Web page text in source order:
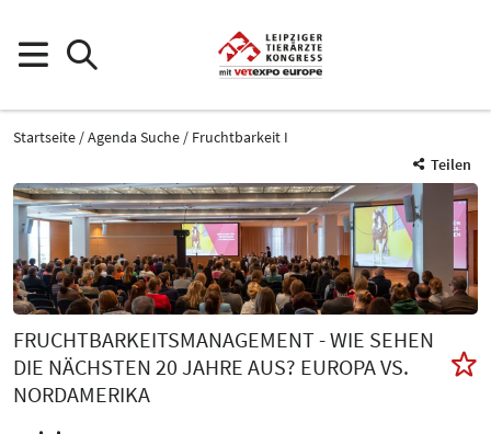
Startseite Agenda Suche
Fruchtbarkeit I
Teilen
FRUCHTBARKEITSMANAGEMENT - WIE SEHEN
DIE NÄCHSTEN 20 JAHRE AUS? EUROPA VS.
NORDAMERIKA